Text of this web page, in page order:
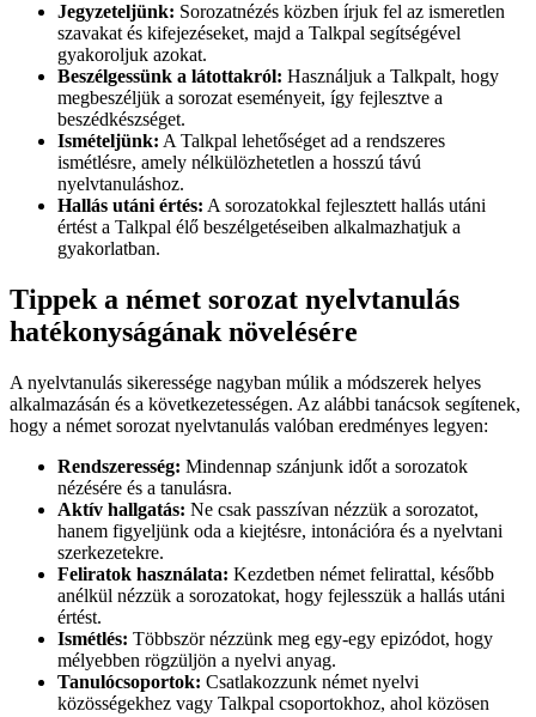
Jegyzeteljünk: Sorozatnézés közben írjuk fel az ismeretlen
szavakat és kifejezéseket, majd a Talkpal segítségével
gyakoroljuk azokat.
Beszélgessünk a látottakról: Használjuk a Talkpalt, hogy
megbeszéljük a sorozat eseményeit, így fejlesztve a
beszédkészséget.
Ismételjünk: A Talkpal lehetőséget ad a rendszeres
ismétlésre, amely nélkülözhetetlen a hosszú távú
nyelvtanuláshoz.
Hallás utáni értés: A sorozatokkal fejlesztett hallás utáni
értést a Talkpal élő beszélgetéseiben alkalmazhatjuk a
gyakorlatban.
Tippek a német sorozat nyelvtanulás
hatékonyságának növelésére
A nyelvtanulás sikeressége nagyban múlik a módszerek helyes
alkalmazásán és a következetességen. Az alábbi tanácsok segítenek,
hogy a német sorozat nyelvtanulás valóban eredményes legyen:
Rendszeresség: Mindennap szánjunk időt a sorozatok
nézésére és a tanulásra.
Aktív hallgatás: Ne csak passzívan nézzük a sorozatot,
hanem figyeljünk oda a kiejtésre, intonációra és a nyelvtani
szerkezetekre.
Feliratok használata: Kezdetben német felirattal, később
anélkül nézzük a sorozatokat, hogy fejlesszük a hallás utáni
értést.
Ismétlés: Többször nézzünk meg egy-egy epizódot, hogy
mélyebben rögzüljön a nyelvi anyag.
Tanulócsoportok: Csatlakozzunk német nyelvi
közösségekhez vagy Talkpal csoportokhoz, ahol közösen